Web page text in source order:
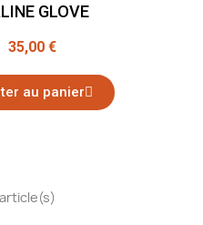
GLOVE
35,00 €
au panier